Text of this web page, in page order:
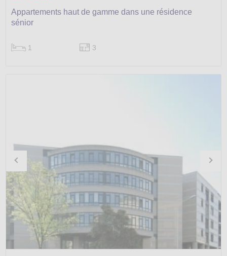
Appartements haut de gamme dans une résidence
sénior
1 3